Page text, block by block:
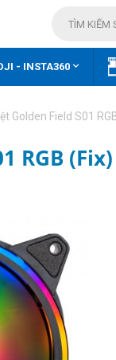
- INSTA360 
Golden Field S01
RGB (Fix)